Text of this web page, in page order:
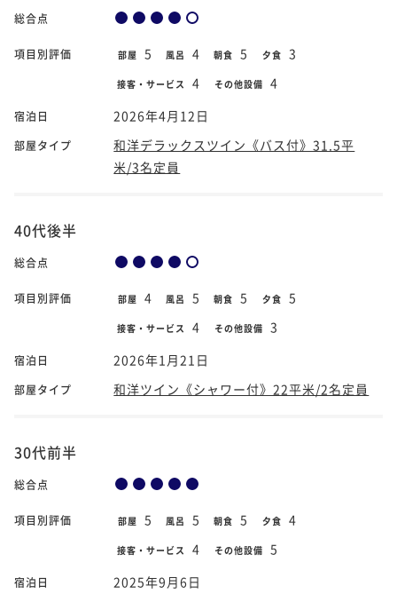
総合点
項目別評価 部屋 5 風呂 4 朝食 5 夕食 3
接客・サービス 4 その他設備 4
宿泊日 2026年4月12日
部屋タイプ
和洋デラックスツイン《バス付》31.5平
米/3名定員
40代後半
総合点
項目別評価 部屋 4 風呂 5 朝食 5 夕食 5
接客・サービス 4 その他設備 3
宿泊日 2026年1月21日
部屋タイプ 和洋ツイン《シャワー付》22平米/2名定員
30代前半
総合点
項目別評価 部屋 5 風呂 5 朝食 5 夕食 4
接客・サービス 4 その他設備 5
宿泊日 2025年9月6日